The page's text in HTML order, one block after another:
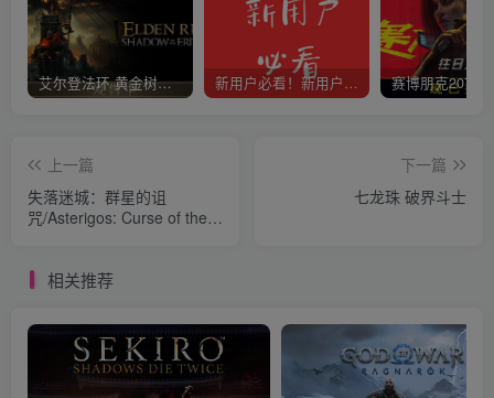
艾尔登法环 黄金树幽影 新用户必看！新用户必看！新用户必看！！！
上一篇
失落迷城：群星的诅
咒/Asterigos: Curse of the
下一篇
七龙珠 破界斗士
相关推荐